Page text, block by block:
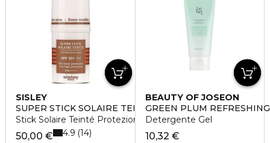
SISLEY
SUPER STICK SOLAIRE TEINTÉ SPF 50+
Stick Solaire Teinté Protezione Molto Alta
50,00 € 4.9 14
BEAUTY OF JOSEON
GREEN PLUM
Detergente Gel
10,32 €